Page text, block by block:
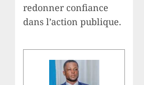
redonner confiance
dans l’action publique.